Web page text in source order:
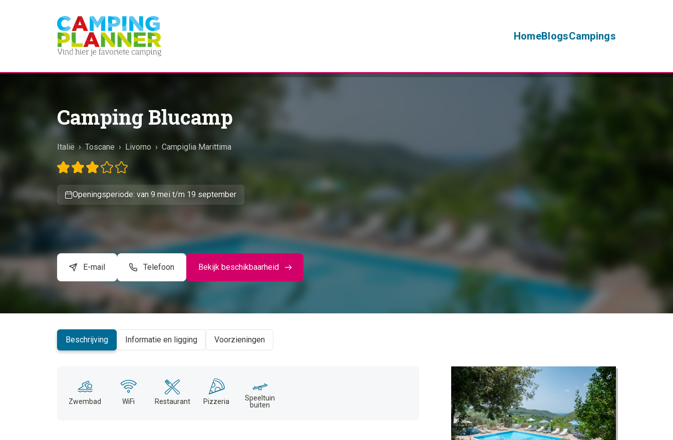
HomeBlogsCampings
Camping Blucamp
Italië › Toscane › Livorno › Campiglia Marittima
Openingsperiode: van 9 mei t/m 19 september
E-mail Telefoon Bekijk beschikbaarheid
Beschrijving Informatie en ligging Voorzieningen
Zwembad WiFi Restaurant Pizzeria
Speeltuin
buiten